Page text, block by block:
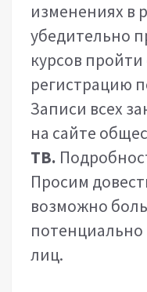
изменениях в
убедительно
курсов
регистрацию
Записи всех
на сайте
ТВ.
Просим
возможно
лиц.